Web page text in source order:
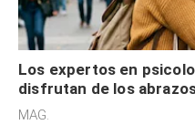
Los expertos en
disfrutan de los
sensibilidad a los
MAG.